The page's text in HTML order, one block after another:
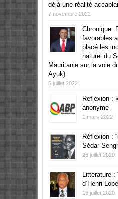
déjà une réalité
7 novembre 2022
Chronique:
favorables
placé les
naturel du
Mauritanie sur la voie
Ayuk)
5 juillet 2022
Reflexion :
anonyme
1 mars 2022
Réflexion :
Sédar
26 juillet 2020
Littérature :
d’Henri
16 juillet 2020